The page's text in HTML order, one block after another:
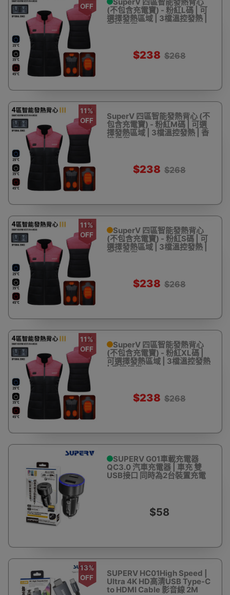
OFF
(不包含充電寶) - 粉紅L碼 | 可
選擇發熱區域 | 3檔溫控發熱 |
香港行貨
$238 $268
11%
OFF
SuperV 四區智能發熱背心 (不
包含充電寶) - 粉紅M碼 | 可選
擇發熱區域 | 3檔溫控發熱 | 香
港行貨
$238 $268
11%
OFF
SuperV 四區智能發熱背心
(不包含充電寶) - 粉紅S碼 | 可
選擇發熱區域 | 3檔溫控發熱 |
香港行貨
$238 $268
11%
OFF
SuperV 四區智能發熱背心
(不包含充電寶) - 粉紅XL碼 |
可選擇發熱區域 | 3檔溫控發熱
| 香港行貨
$238 $268
SUPERV G01車載充電器
QC3.0 汽車充電器 | 車充 雙
USB接口 同時為2台裝置充電
$58
13%
OFF
SUPERV HC01High Speed |
Ultra 4K HD高清USB Type-C
to HDMI Cable 影音線 2M